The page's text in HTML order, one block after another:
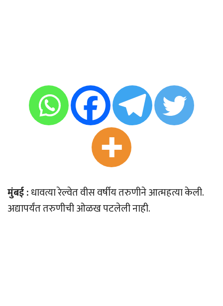
मुंबई :धावत्या रेल्वेत वीस वर्षीय तरुणीने आत्महत्या केली.
अद्यापर्यंत तरुणीची ओळख पटलेली नाही.